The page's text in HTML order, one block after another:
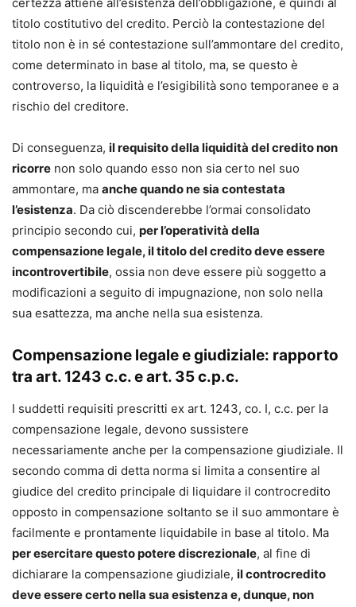
titolo costitutivo del credito. Perciò la contestazione del
titolo non è in sé contestazione sull’ammontare del credito,
come determinato in base al titolo, ma, se questo è
controverso, la liquidità e l’esigibilità sono temporanee e a
rischio del creditore.
Di conseguenza, il requisito della liquidità del credito non
ricorre non solo quando esso non sia certo nel suo
ammontare, ma anche quando ne sia contestata
l’esistenza. Da ciò discenderebbe l’ormai consolidato
principio secondo cui, per l’operatività della
compensazione legale, il titolo del credito deve essere
incontrovertibile, ossia non deve essere più soggetto a
modificazioni a seguito di impugnazione, non solo nella
sua esattezza, ma anche nella sua esistenza.
Compensazione legale e giudiziale: rapporto
tra art. 1243 c.c. e art. 35 c.p.c.
I suddetti requisiti prescritti ex art. 1243, co. I, c.c. per la
compensazione legale, devono sussistere
necessariamente anche per la compensazione giudiziale. Il
secondo comma di detta norma si limita a consentire al
giudice del credito principale di liquidare il controcredito
opposto in compensazione soltanto se il suo ammontare è
facilmente e prontamente liquidabile in base al titolo. Ma
per esercitare questo potere discrezionale, al fine di
dichiarare la compensazione giudiziale, il controcredito
deve essere certo nella sua esistenza e, dunque, non